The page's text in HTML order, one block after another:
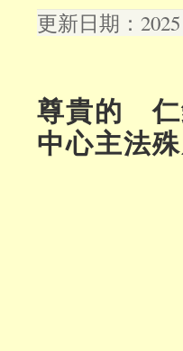
更新日期：
尊貴的 仁
中心主法